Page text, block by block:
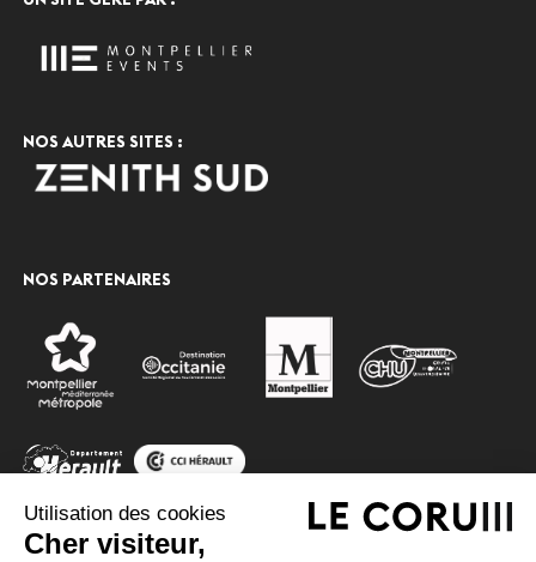
NOS AUTRES SITES :
NOS PARTENAIRES
Utilisation des cookies
Cher visiteur,